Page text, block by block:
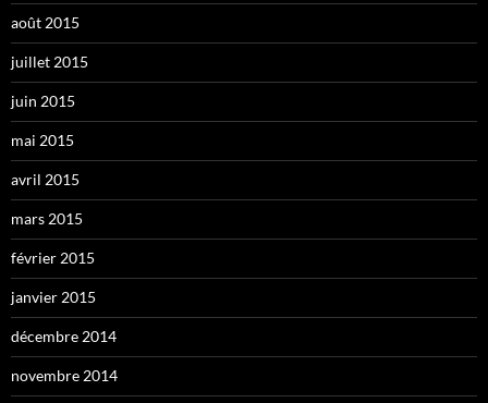
août 2015
juillet 2015
juin 2015
mai 2015
avril 2015
mars 2015
février 2015
janvier 2015
décembre 2014
novembre 2014